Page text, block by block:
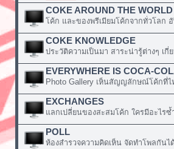
COKE AROUND THE WORLD
โค้ก และของพรีเมียมโค้กจากทั่วโลก
COKE KNOWLEDGE
ประวัติความเป็นมา สาระน่ารู้ต่างๆ เกี่
EVERYWHERE IS COCA-
Photo Gallery เห็นสัญญลักษณ์โค้กที่ไ
EXCHANGES
แลกเปลี่ยนของสะสมโค้ก ใครมีอะไรซ้
POLL
ห้องสำรวจความคิดเห็น จัดทำโพลกันไ